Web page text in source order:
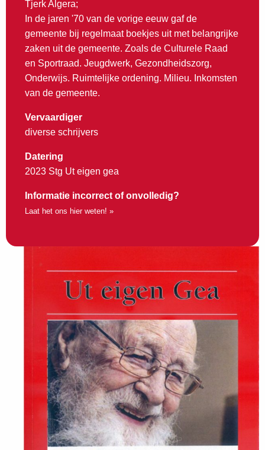
Tjerk Algera;
In de jaren '70 van de vorige eeuw gaf de
gemeente bij regelmaat boekjes uit met belangrijke
zaken uit de gemeente. Zoals de Culturele Raad
en Sportraad. Jeugdwerk, Gezondheidszorg,
Onderwijs. Ruimtelijke ordening. Milieu. Inkomsten
van de gemeente.
Vervaardiger
diverse schrijvers
Datering
2023 Stg Ut eigen gea
Informatie incorrect of onvolledig?
Laat het ons hier weten! »